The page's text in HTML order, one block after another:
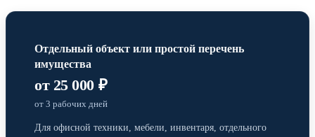
Отдельный объект или простой перечень
имущества
от 25 000 ₽
от 3 рабочих дней
Для офисной техники, мебели, инвентаря, отдельного